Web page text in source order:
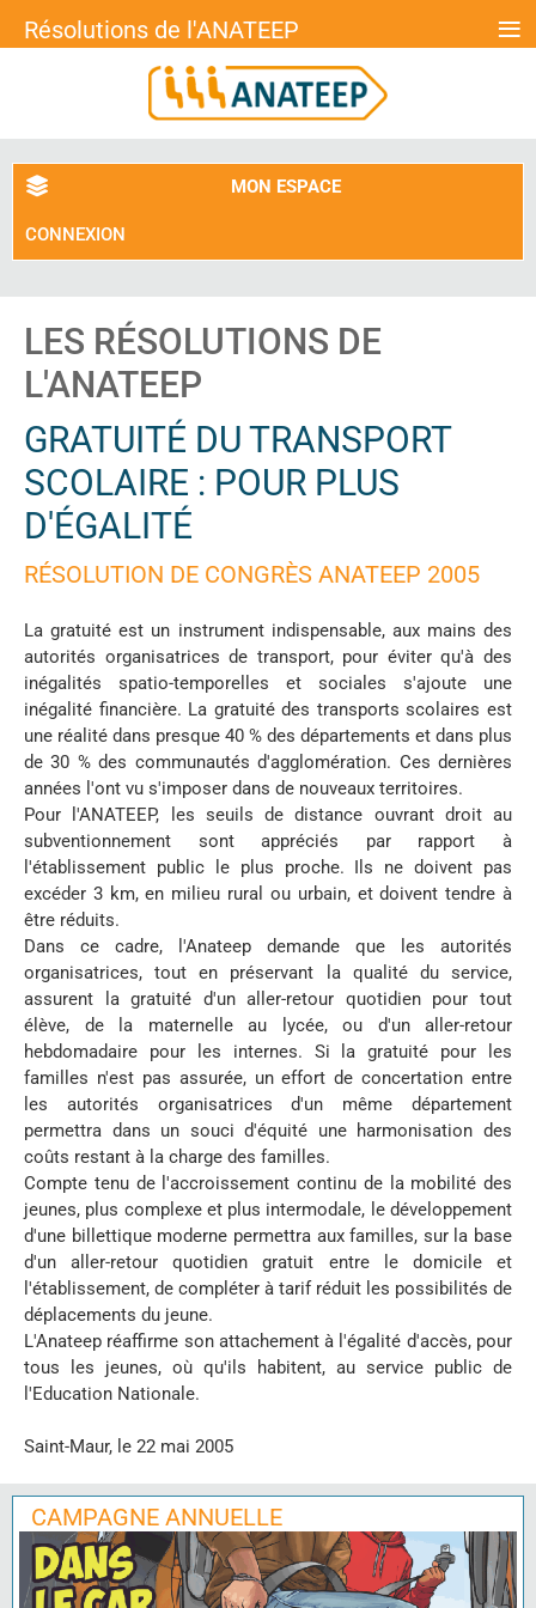
MON ESPACE
CONNEXION
LES RÉSOLUTIONS DE
L'ANATEEP
GRATUITÉ DU TRANSPORT
SCOLAIRE : POUR PLUS
D'ÉGALITÉ
RÉSOLUTION DE CONGRÈS ANATEEP 2005
La gratuité est un instrument indispensable, aux mains des
autorités organisatrices de transport, pour éviter qu'à des
inégalités spatio-temporelles et sociales s'ajoute une
inégalité financière. La gratuité des transports scolaires est
une réalité dans presque 40 % des départements et dans plus
de 30 % des communautés d'agglomération. Ces dernières
années l'ont vu s'imposer dans de nouveaux territoires.
Pour l'ANATEEP, les seuils de distance ouvrant droit au
subventionnement sont appréciés par rapport à
l'établissement public le plus proche. Ils ne doivent pas
excéder 3 km, en milieu rural ou urbain, et doivent tendre à
être réduits.
Dans ce cadre, l'Anateep demande que les autorités
organisatrices, tout en préservant la qualité du service,
assurent la gratuité d'un aller-retour quotidien pour tout
élève, de la maternelle au lycée, ou d'un aller-retour
hebdomadaire pour les internes. Si la gratuité pour les
familles n'est pas assurée, un effort de concertation entre
les autorités organisatrices d'un même département
permettra dans un souci d'équité une harmonisation des
coûts restant à la charge des familles.
Compte tenu de l'accroissement continu de la mobilité des
jeunes, plus complexe et plus intermodale, le développement
d'une billettique moderne permettra aux familles, sur la base
d'un aller-retour quotidien gratuit entre le domicile et
l'établissement, de compléter à tarif réduit les possibilités de
déplacements du jeune.
L'Anateep réaffirme son attachement à l'égalité d'accès, pour
tous les jeunes, où qu'ils habitent, au service public de
l'Education Nationale.
Saint-Maur, le 22 mai 2005
CAMPAGNE ANNUELLE
Résolutions de l'ANATEEP ≡